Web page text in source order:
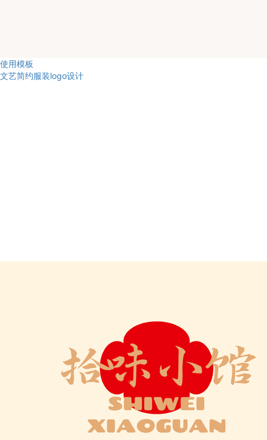
使用模板
文艺简约服装logo设计